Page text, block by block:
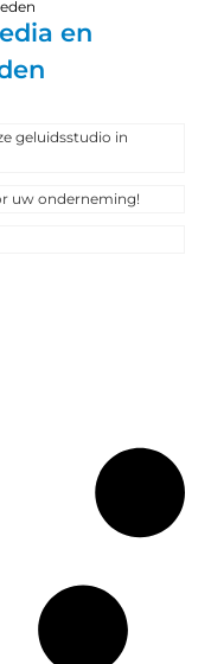
en
geluidsstudio in
uw onderneming!